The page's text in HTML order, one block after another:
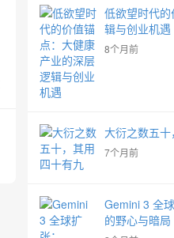
低欲望时代
辑与创业机遇
8个月前
大衍之数五
7个月前
Gemini 3 全
的野心与暗局